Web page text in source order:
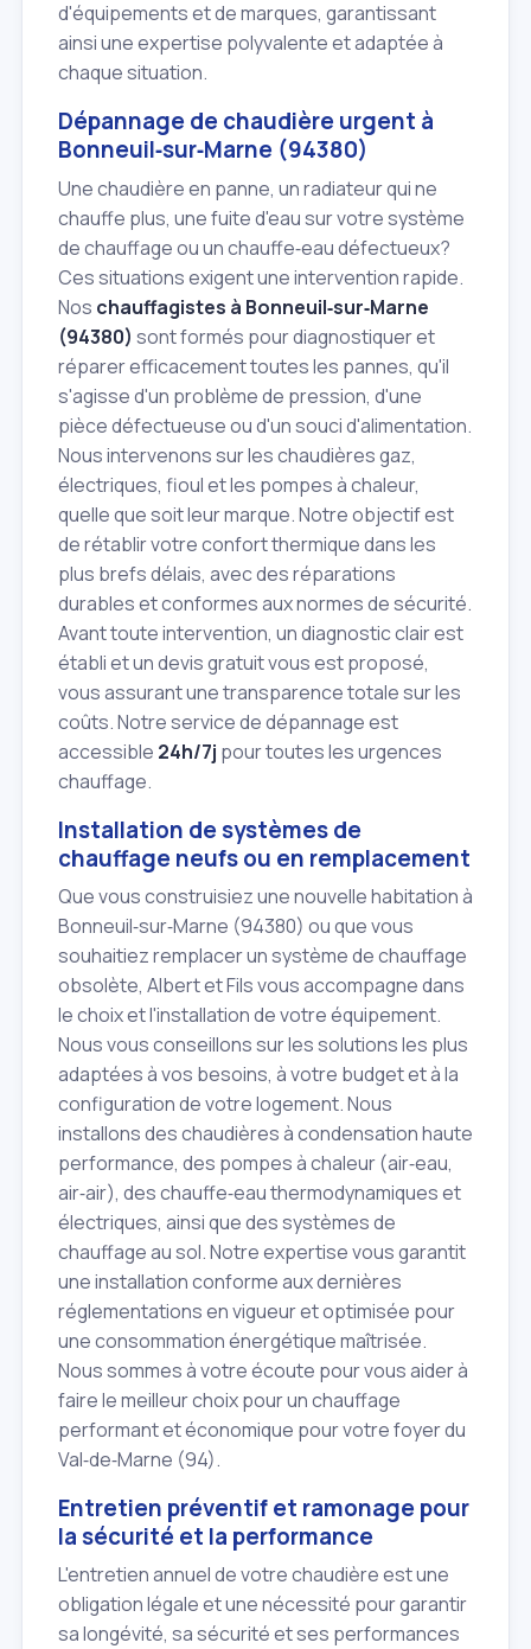
d'équipements et de marques, garantissant
ainsi une expertise polyvalente et adaptée à
chaque situation.
Dépannage de chaudière urgent à
Bonneuil‑sur‑Marne (94380)
Une chaudière en panne, un radiateur qui ne
chauffe plus, une fuite d'eau sur votre système
de chauffage ou un chauffe‑eau défectueux?
Ces situations exigent une intervention rapide.
Nos chauffagistes à Bonneuil‑sur‑Marne
(94380) sont formés pour diagnostiquer et
réparer efficacement toutes les pannes, qu'il
s'agisse d'un problème de pression, d'une
pièce défectueuse ou d'un souci d'alimentation.
Nous intervenons sur les chaudières gaz,
électriques, fioul et les pompes à chaleur,
quelle que soit leur marque. Notre objectif est
de rétablir votre confort thermique dans les
plus brefs délais, avec des réparations
durables et conformes aux normes de sécurité.
Avant toute intervention, un diagnostic clair est
établi et un devis gratuit vous est proposé,
vous assurant une transparence totale sur les
coûts. Notre service de dépannage est
accessible 24h/7j pour toutes les urgences
chauffage.
Installation de systèmes de
chauffage neufs ou en remplacement
Que vous construisiez une nouvelle habitation à
Bonneuil‑sur‑Marne (94380) ou que vous
souhaitiez remplacer un système de chauffage
obsolète, Albert et Fils vous accompagne dans
le choix et l'installation de votre équipement.
Nous vous conseillons sur les solutions les plus
adaptées à vos besoins, à votre budget et à la
configuration de votre logement. Nous
installons des chaudières à condensation haute
performance, des pompes à chaleur (air‑eau,
air‑air), des chauffe‑eau thermodynamiques et
électriques, ainsi que des systèmes de
chauffage au sol. Notre expertise vous garantit
une installation conforme aux dernières
réglementations en vigueur et optimisée pour
une consommation énergétique maîtrisée.
Nous sommes à votre écoute pour vous aider à
faire le meilleur choix pour un chauffage
performant et économique pour votre foyer du
Val‑de‑Marne (94).
Entretien préventif et ramonage pour
la sécurité et la performance
L'entretien annuel de votre chaudière est une
obligation légale et une nécessité pour garantir
sa longévité, sa sécurité et ses performances